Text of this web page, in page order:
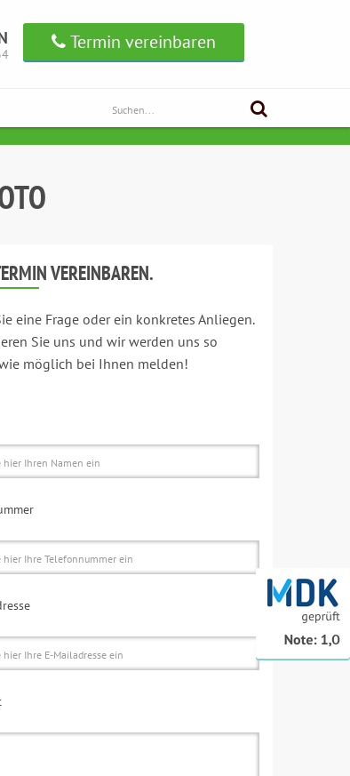
Termin vereinbaren
VEREINBAREN.
eine Frage oder ein konkretes Anliegen.
Sie uns und wir werden uns so
möglich bei Ihnen melden!